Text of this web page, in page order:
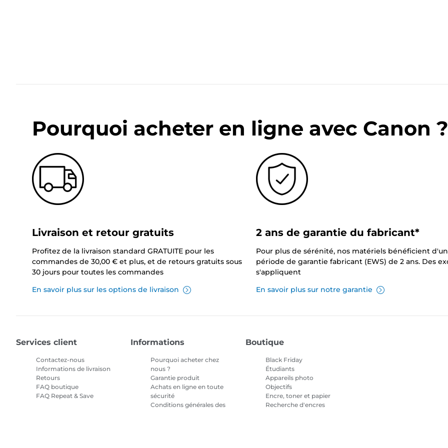
Pourquoi acheter en ligne avec Canon ?
Livraison et retour gratuits
Profitez de la livraison standard GRATUITE pour les
commandes de 30,00 € et plus, et de retours gratuits sous
30 jours pour toutes les commandes
En savoir plus sur les options de livraison
2 ans de garantie du fabricant*
Pour plus de sérénité, nos matériels bénéficient
période de garantie fabricant (EWS) de 2 ans. Des
s'appliquent
En savoir plus sur notre garantie
Services client
Contactez-nous
Informations de livraison
Retours
FAQ boutique
FAQ Repeat & Save
Informations
Pourquoi acheter chez
nous ?
Garantie produit
Achats en ligne en toute
sécurité
Conditions générales des
Boutique
Black Friday
Étudiants
Appareils photo
Objectifs
Encre, toner et papier
Recherche d'encres